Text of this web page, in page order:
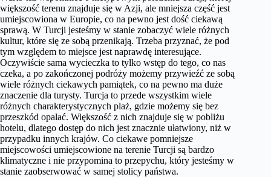
większość terenu znajduje się w Azji, ale mniejsza część jest
umiejscowiona w Europie, co na pewno jest dość ciekawą
sprawą. W Turcji jesteśmy w stanie zobaczyć wiele różnych
kultur, które się ze sobą przenikają. Trzeba przyznać, że pod
tym względem to miejsce jest naprawdę interesujące.
Oczywiście sama wycieczka to tylko wstęp do tego, co nas
czeka, a po zakończonej podróży możemy przywieźć ze sobą
wiele różnych ciekawych pamiątek, co na pewno ma duże
znaczenie dla turysty. Turcja to przede wszystkim wiele
różnych charakterystycznych plaż, gdzie możemy się bez
przeszkód opalać. Większość z nich znajduje się w pobliżu
hotelu, dlatego dostęp do nich jest znacznie ułatwiony, niż w
przypadku innych krajów. Co ciekawe pomniejsze
miejscowości umiejscowione na terenie Turcji są bardzo
klimatyczne i nie przypomina to przepychu, który jesteśmy w
stanie zaobserwować w samej stolicy państwa.